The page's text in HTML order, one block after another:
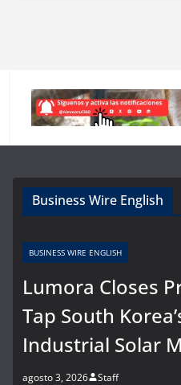
Business Wire English
BUSINESS WIRE ENGLISH
Lumora Closes
Tap South
Industrial Solar
agosto 3, 2026 Staff